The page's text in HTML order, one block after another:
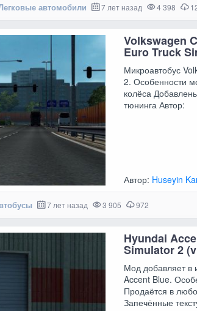
автомобили 7 лет назад 4 398
Volkswagen
Euro Truck
Микроавтобус
2. Особенности
колёса
тюнинга Автор:
Автор: Huseyin
7 лет назад 3 905 972
Hyundai
Simulator 2
Мод добавляет в
Accent Blue.
Продаётся в
Запечённые